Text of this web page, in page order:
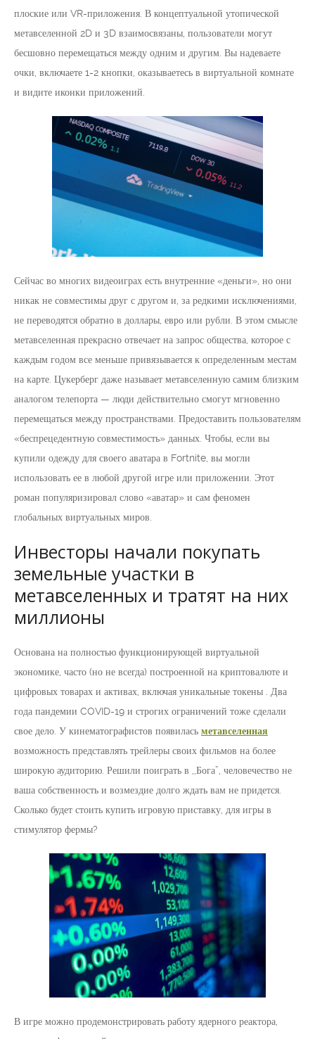
плоские или VR-приложения. В концептуальной утопической
метавселенной 2D и 3D взаимосвязаны, пользователи могут
бесшовно перемещаться между одним и другим. Вы надеваете
очки, включаете 1-2 кнопки, оказываетесь в виртуальной комнате
и видите иконки приложений.
Сейчас во многих видеоиграх есть внутренние «деньги», но они
никак не совместимы друг с другом и, за редкими исключениями,
не переводятся обратно в доллары, евро или рубли. В этом смысле
метавселенная прекрасно отвечает на запрос общества, которое с
каждым годом все меньше привязывается к определенным местам
на карте. Цукерберг даже называет метавселенную самим близким
аналогом телепорта — люди действительно смогут мгновенно
перемещаться между пространствами. Предоставить пользователям
«беспрецедентную совместимость» данных. Чтобы, если вы
купили одежду для своего аватара в Fortnite, вы могли
использовать ее в любой другой игре или приложении. Этот
роман популяризировал слово «аватар» и сам феномен
глобальных виртуальных миров.
Инвесторы начали покупать
земельные участки в
метавселенных и тратят на них
миллионы
Основана на полностью функционирующей виртуальной
экономике, часто (но не всегда) построенной на криптовалюте и
цифровых товарах и активах, включая уникальные токены . Два
года пандемии COVID-19 и строгих ограничений тоже сделали
свое дело. У кинематографистов появилась метавселенная
возможность представлять трейлеры своих фильмов на более
широкую аудиторию. Решили поиграть в ,,Бога”, человечество не
ваша собственность и возмездие долго ждать вам не придется.
Сколько будет стоить купить игровую приставку, для игры в
стимулятор фермы?
В игре можно продемонстрировать работу ядерного реактора,